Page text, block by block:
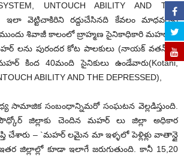
UNTOUCH ABILITY AND THE
ఇలా వెట్టిచాకిరిని రద్దుచేసినది కేవలం మాధవరావ్
ముందు శివాజీ కాలంలో బ్రాహ్మణ సైనికాధికారి మహదాజీ
లను పురందర కోట పాలకులు (నాయక్ వతన్)గా
కింద 40మంది సైనికులు ఉండేవారు(Kotani,
ABILITY AND THE DEPRESSED),
సామాజిక సంబంధాన్నిమరో సంఘటన వెల్లడిస్తుంది.
జిల్లాకు చెందిన మహర్ లు జిల్లా అధికార
చేశారు – `మహర్ లమైన మా ఇళ్ళలో పెళ్లిళ్లు వాతాన్దై
జిల్లాల్లో కూడా ఇలాగే జరుగుతుంది. కానీ 15,20